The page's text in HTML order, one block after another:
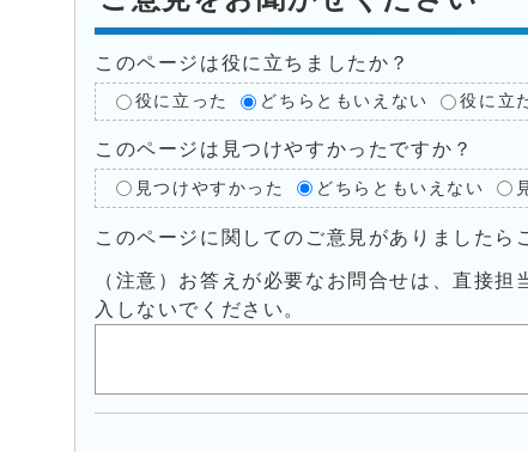
このページは役に立ちましたか？
役に立った どちらともいえない 役に立
このページは見つけやすかったですか？
見つけやすかった どちらともいえない
このページに関してのご意見がありましたら
（注意）お答えが必要なお問合せは、直接
入しないでください。